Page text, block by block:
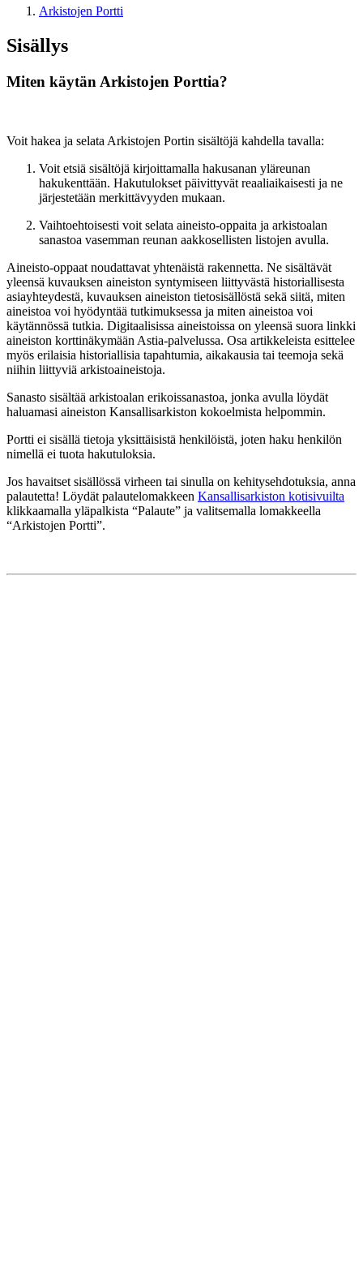
Arkistojen Portti
Sisällys
Miten käytän Arkistojen Porttia?
Voit hakea ja selata Arkistojen Portin sisältöjä kahdella tavalla:
Voit etsiä sisältöjä kirjoittamalla hakusanan yläreunan
hakukenttään. Hakutulokset päivittyvät reaaliaikaisesti ja ne
järjestetään merkittävyyden mukaan.
Vaihtoehtoisesti voit selata aineisto-oppaita ja arkistoalan
sanastoa vasemman reunan aakkosellisten listojen avulla.
Aineisto-oppaat noudattavat yhtenäistä rakennetta. Ne sisältävät
yleensä kuvauksen aineiston syntymiseen liittyvästä historiallisesta
asiayhteydestä, kuvauksen aineiston tietosisällöstä sekä siitä, miten
aineistoa voi hyödyntää tutkimuksessa ja miten aineistoa voi
käytännössä tutkia. Digitaalisissa aineistoissa on yleensä suora linkki
aineiston korttinäkymään Astia-palvelussa. Osa artikkeleista esittelee
myös erilaisia historiallisia tapahtumia, aikakausia tai teemoja sekä
niihin liittyviä arkistoaineistoja.
Sanasto sisältää arkistoalan erikoissanastoa, jonka avulla löydät
haluamasi aineiston Kansallisarkiston kokoelmista helpommin.
Portti ei sisällä tietoja yksittäisistä henkilöistä, joten haku henkilön
nimellä ei tuota hakutuloksia.
Jos havaitset sisällössä virheen tai sinulla on kehitysehdotuksia, anna
palautetta! Löydät palautelomakkeen Kansallisarkiston kotisivuilta
klikkaamalla yläpalkista “Palaute” ja valitsemalla lomakkeella
“Arkistojen Portti”.